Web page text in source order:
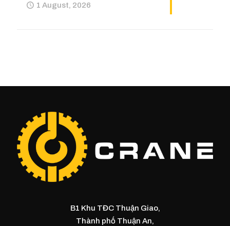
1 August, 2026
B1 Khu TĐC Thuận Giao,
Thành phố Thuận An,